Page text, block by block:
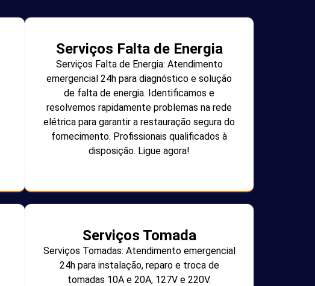
Serviços Falta de Energia
Serviços Falta de Energia: Atendimento
emergencial 24h para diagnóstico e solução
de falta de energia. Identificamos e
resolvemos rapidamente problemas na rede
elétrica para garantir a restauração segura do
fornecimento. Profissionais qualificados à
disposição. Ligue agora!
Serviços Tomada
Serviços Tomadas: Atendimento emergencial
24h para instalação, reparo e troca de
tomadas 10A e 20A, 127V e 220V.